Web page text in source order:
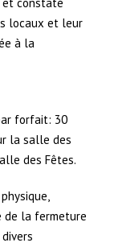
locaux et leur
à la
forfait: 30
la salle des
des Fêtes.
de la fermeture